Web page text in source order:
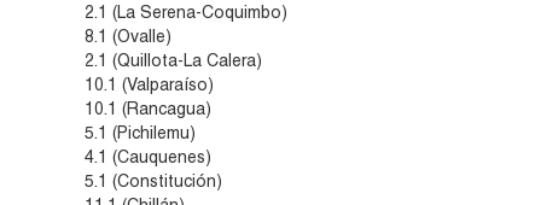
2.1 (La Serena-Coquimbo)
8.1 (Ovalle)
2.1 (Quillota-La Calera)
10.1 (Valparaíso)
10.1 (Rancagua)
5.1 (Pichilemu)
4.1 (Cauquenes)
5.1 (Constitución)